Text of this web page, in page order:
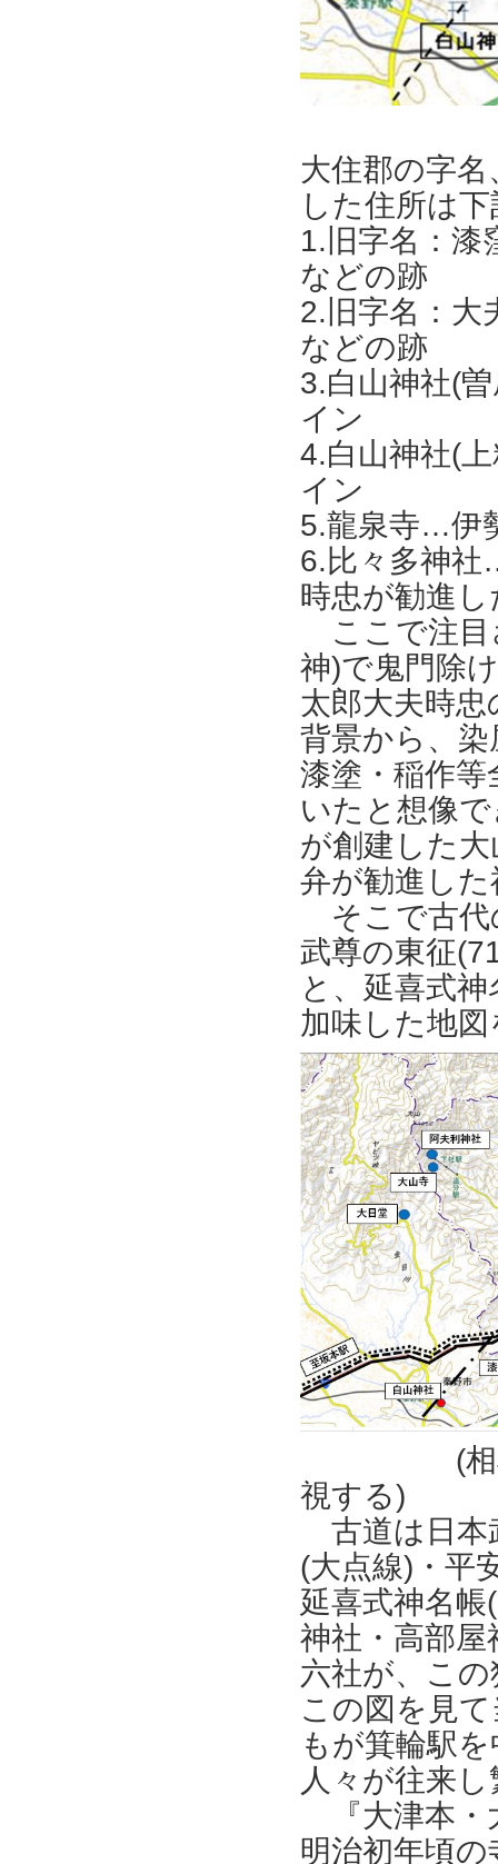
大住郡の字
した住所は
1.旧字名：
などの跡
2.旧字名：
などの跡
3.白山神社
イン
4.白山神社(
イン
5.龍泉寺…
6.比々多神
時忠が勧進し
ここで注目
神)で鬼門除
太郎大夫時
背景から、
漆塗・稲作
いたと想像
が創建した
弁が勧進し
そこで古代
武尊の東征
と、延喜式
加味した地
(相模川の
視する)
古道は日本
(大点線)・平
延喜式神名
神社・高部屋
六社が、こ
この図を見
もが箕輪駅
人々が往来
『大津本・
明治初年頃